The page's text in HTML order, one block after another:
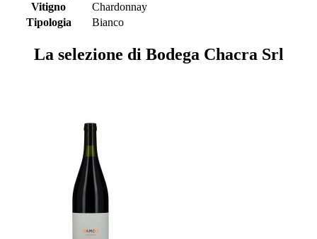
Vitigno
Chardonnay
Tipologia
Bianco
La selezione di Bodega Chacra Srl